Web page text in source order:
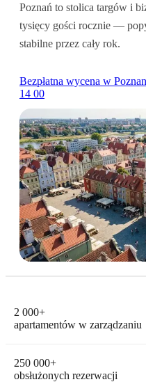
Poznań to stolica targów i
tysięcy gości rocznie —
stabilne przez cały rok.
Bezpłatna wycena w
14 00
2 000+
apartamentów w zarządzaniu
250 000+
obsłużonych rezerwacji